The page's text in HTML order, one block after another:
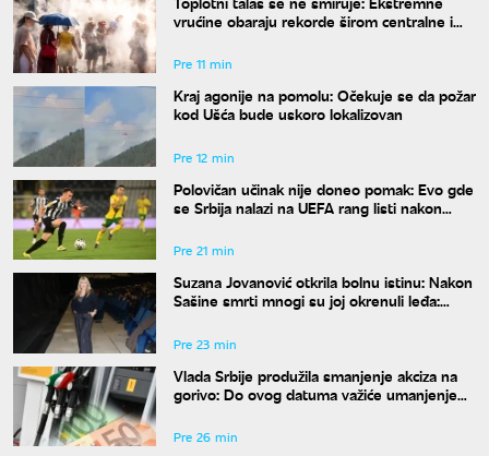
vrućine obaraju rekorde širom centralne i
Pre 11 min
Kraj agonije na pomolu: Očekuje se da požar
kod Ušća bude uskoro lokalizovan
Pre 12 min
Polovičan učinak nije doneo pomak: Evo gde
se Srbija nalazi na UEFA rang listi nakon
Pre 21 min
Suzana Jovanović otkrila bolnu istinu: Nakon
Sašine smrti mnogi su joj okrenuli leđa:
Pre 23 min
Vlada Srbije produžila smanjenje akciza na
gorivo: Do ovog datuma važiće umanjenje
Pre 26 min